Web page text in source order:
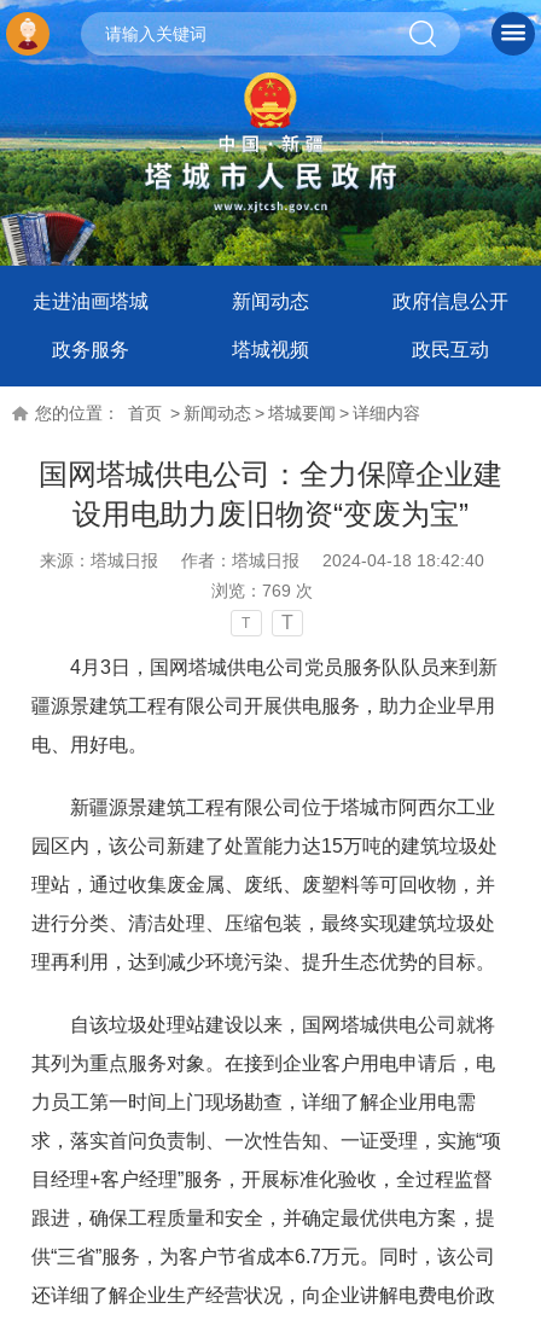
走进油画塔城 新闻动态 政府信息公开
政务服务 塔城视频 政民互动
您的位置： 首页 > 新闻动态>塔城要闻 >详细内容
国网塔城供电公司：全力保障企业建
设用电助力废旧物资“变废为宝”
来源：塔城日报 作者：塔城日报
2024-04-18 18:42:40
浏览： 769 次
T T
4月3日，国网塔城供电公司党员服务队队员来到新
疆源景建筑工程有限公司开展供电服务，助力企业早用
电、用好电。
新疆源景建筑工程有限公司位于塔城市阿西尔工业
园区内，该公司新建了处置能力达15万吨的建筑垃圾处
理站，通过收集废金属、废纸、废塑料等可回收物，并
进行分类、清洁处理、压缩包装，最终实现建筑垃圾处
理再利用，达到减少环境污染、提升生态优势的目标。
自该垃圾处理站建设以来，国网塔城供电公司就将
其列为重点服务对象。在接到企业客户用电申请后，电
力员工第一时间上门现场勘查，详细了解企业用电需
求，落实首问负责制、一次性告知、一证受理，实施“项
目经理+客户经理”服务，开展标准化验收，全过程监督
跟进，确保工程质量和安全，并确定最优供电方案，提
供“三省”服务，为客户节省成本6.7万元。同时，该公司
还详细了解企业生产经营状况，向企业讲解电费电价政